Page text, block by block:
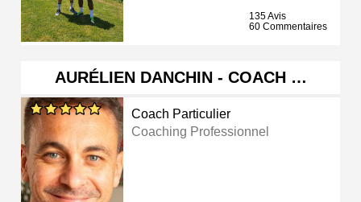
135 Avis
60 Commentaires
AURÉLIEN DANCHIN - COACH …
Coach Particulier
Coaching Professionnel